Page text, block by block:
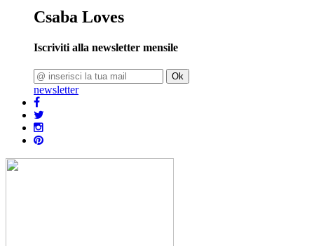
Csaba Loves
Iscriviti alla newsletter mensile
Ok
newsletter